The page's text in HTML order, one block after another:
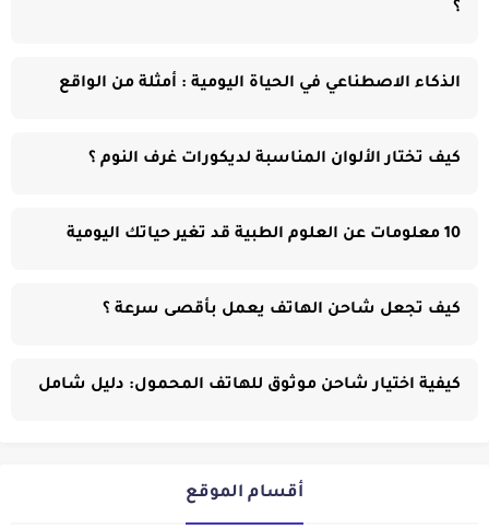
؟
الذكاء الاصطناعي في الحياة اليومية : أمثلة من الواقع
كيف تختار الألوان المناسبة لديكورات غرف النوم ؟
10 معلومات عن العلوم الطبية قد تغير حياتك اليومية
كيف تجعل شاحن الهاتف يعمل بأقصى سرعة ؟
كيفية اختيار شاحن موثوق للهاتف المحمول: دليل شامل
أقسام الموقع